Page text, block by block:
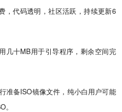
，代码透明，社区活跃，持续更新6
几十MB用于引导程序，剩余空间完
准备ISO镜像文件，纯小白用户可能